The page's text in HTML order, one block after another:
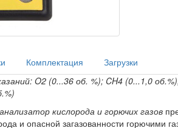
Комплектация
Загрузки
O2 (0...36 об. %); CH4 (0...1,0
кислорода и горючих газов
и опасной загазованности горючими